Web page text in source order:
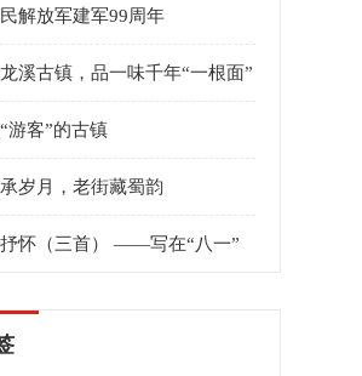
解放军建军99周年
溪古镇，品一味千年“一根面”
游客”的古镇
岁月，老街藏蜀韵
怀（三首） ——写在“八一”